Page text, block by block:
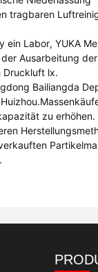
tragbaren
Labor, YUKA
Ausarbeitung
Druckluft lx.
Bailiangda
zu